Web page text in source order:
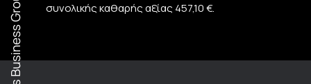
συνολικής καθαρής αξίας 457,10 €.